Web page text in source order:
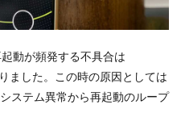
動が頻発する不具合は
ました。この時の原因としては
ステム異常から再起動のループ